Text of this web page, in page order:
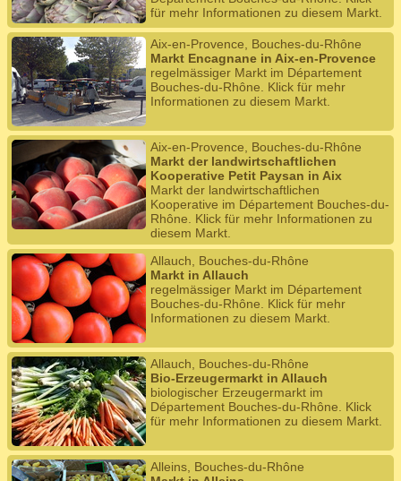
für mehr Informationen zu diesem Markt.
Aix-en-Provence, Bouches-du-Rhône
Markt Encagnane in Aix-en-Provence
regelmässiger Markt im Département
Bouches-du-Rhône. Klick für mehr
Informationen zu diesem Markt.
Aix-en-Provence, Bouches-du-Rhône
Markt der landwirtschaftlichen
Kooperative Petit Paysan in Aix
Markt der landwirtschaftlichen
Kooperative im Département Bouches-du-
Rhône. Klick für mehr Informationen zu
diesem Markt.
Allauch, Bouches-du-Rhône
Markt in Allauch
regelmässiger Markt im Département
Bouches-du-Rhône. Klick für mehr
Informationen zu diesem Markt.
Allauch, Bouches-du-Rhône
Bio-Erzeugermarkt in Allauch
biologischer Erzeugermarkt im
Département Bouches-du-Rhône. Klick
für mehr Informationen zu diesem Markt.
Alleins, Bouches-du-Rhône